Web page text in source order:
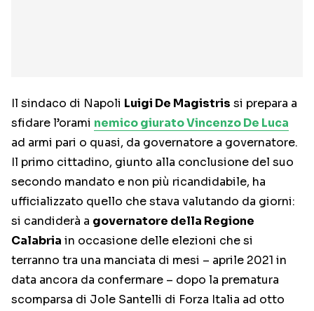
Il sindaco di Napoli Luigi De Magistris si prepara a
sfidare l’orami nemico giurato Vincenzo De Luca
ad armi pari o quasi, da governatore a governatore.
Il primo cittadino, giunto alla conclusione del suo
secondo mandato e non più ricandidabile, ha
ufficializzato quello che stava valutando da giorni:
si candiderà a governatore della Regione
Calabria in occasione delle elezioni che si
terranno tra una manciata di mesi – aprile 2021 in
data ancora da confermare – dopo la prematura
scomparsa di Jole Santelli di Forza Italia ad otto